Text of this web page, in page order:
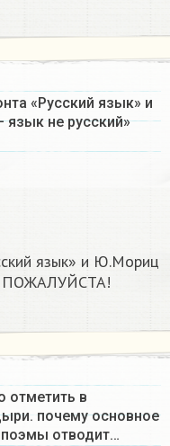
«Русский язык» и
не русский»
язык» и Ю.Мориц
ПОЖАЛУЙСТА!
отметить в
почему основное
отводит…